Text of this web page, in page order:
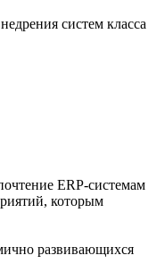
систем класса
ERP-системам
которым
развивающихся